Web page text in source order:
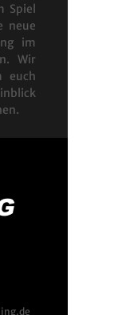
Spiel
neue
im
Wir
euch